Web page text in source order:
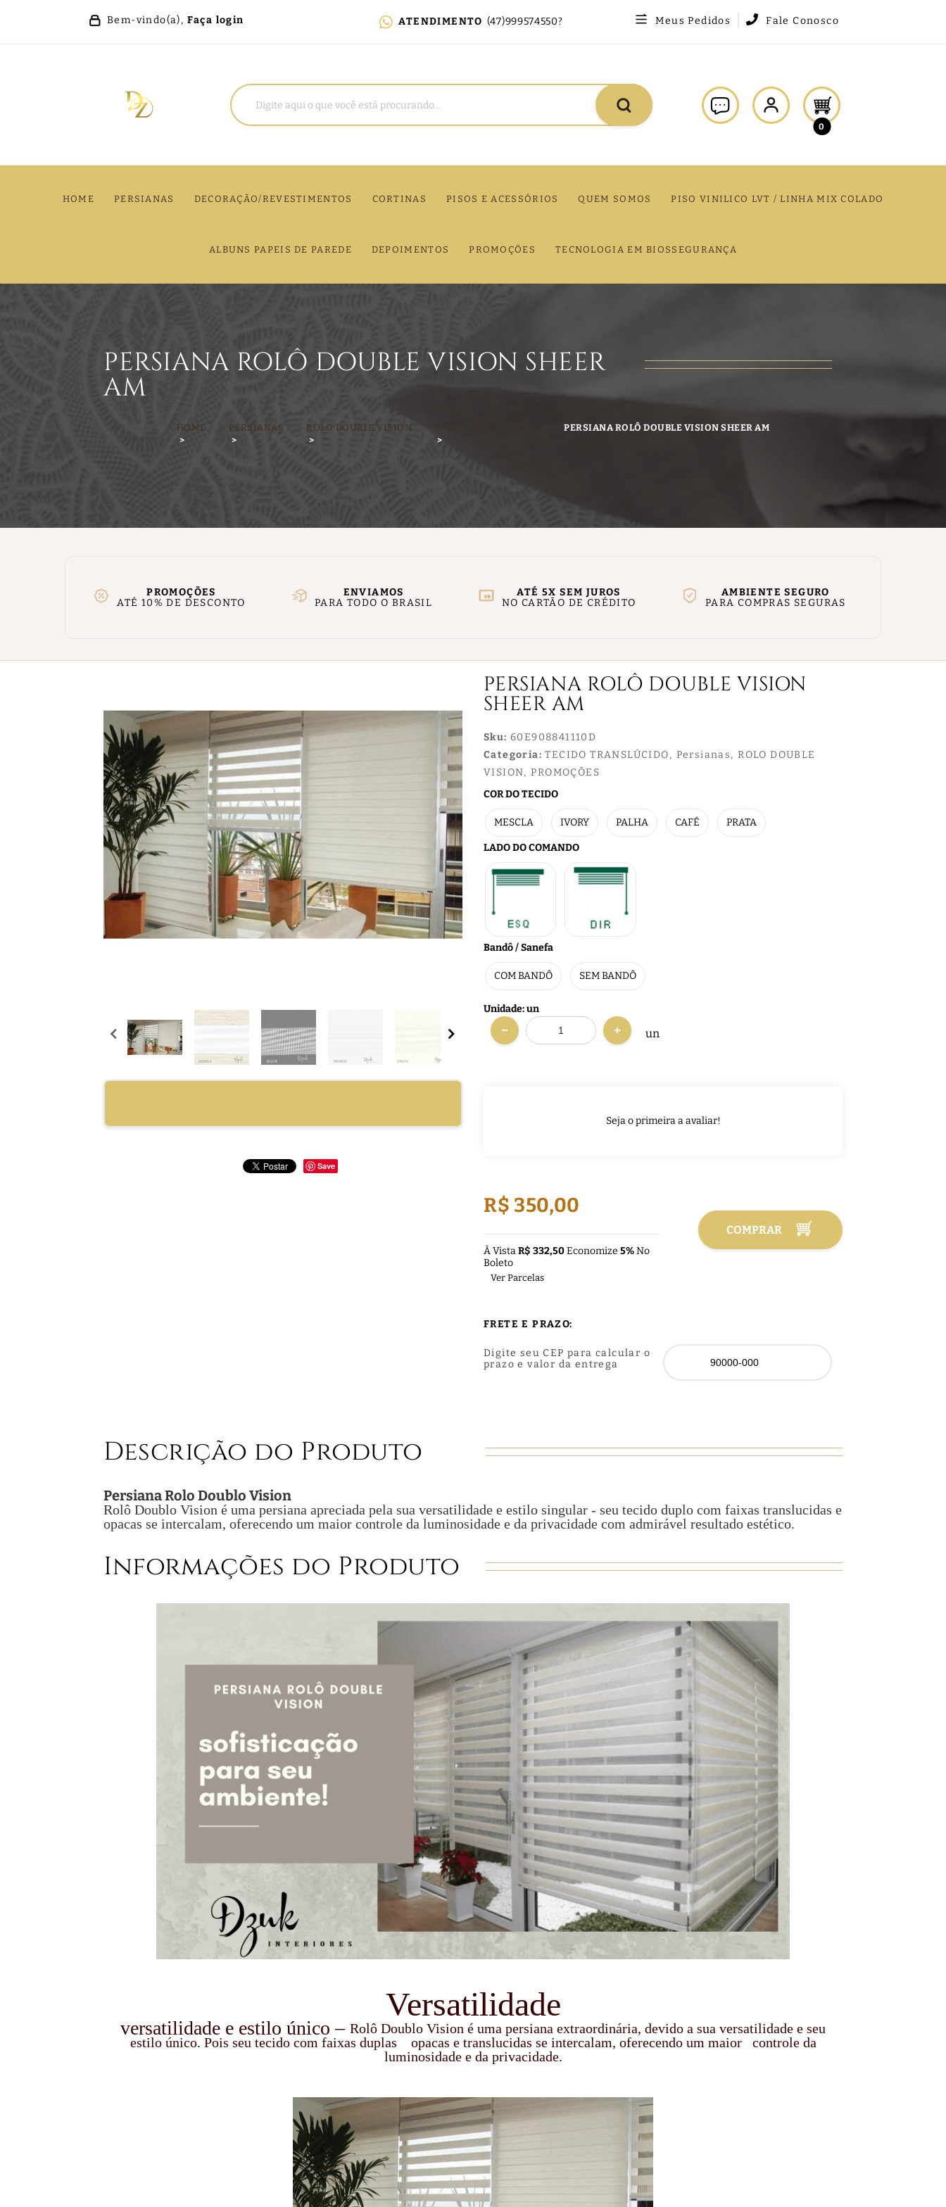
Bem-vindo(a), Faça login ATENDIMENTO (47)999574550? Meus Pedidos Fale Conosco
0
HOME PERSIANAS DECORAÇÃO/REVESTIMENTOS CORTINAS PISOS E ACESSÓRIOS QUEM SOMOS PISO VINILICO LVT / LINHA MIX COLADO
ALBUNS PAPEIS DE PAREDE DEPOIMENTOS PROMOÇÕES TECNOLOGIA EM BIOSSEGURANÇA
HOME PERSIANAS ROLO DOUBLE VISION PERSIANA ROLÔ DOUBLE VISION SHEER AM
PERSIANA ROLÔ DOUBLE VISION SHEER
AM
PROMOÇÕES
ATÉ 10% DE DESCONTO
ENVIAMOS
PARA TODO O BRASIL
ATÉ 5X SEM JUROS
NO CARTÃO DE CRÉDITO
AMBIENTE SEGURO
PARA COMPRAS SEGURAS
Save
PERSIANA ROLÔ DOUBLE VISION
SHEER AM
Sku: 60E908841110D
Categoria: TECIDO TRANSLÚCIDO Persianas
ROLO DOUBLE
VISION
PROMOÇÕES
Seja o primeira a avaliar!
COR DO TECIDO
MESCLA IVORY PALHA CAFÉ PRATA
LADO DO COMANDO
Bandô / Sanefa
COM BANDÔ SEM BANDÔ
Unidade: un
un
R$ 350,00
À VistaR$ 332,50Economize 5%No
Boleto
Ver Parcelas
COMPRAR
FRETE E PRAZO:
Digite seu CEP para calcular o
prazo e valor da entrega
Descrição do Produto
Persiana Rolo Doublo Vision
Rolô Doublo Vision é uma persiana apreciada pela sua versatilidade e estilo singular - seu tecido duplo com faixas translucidas e
opacas se intercalam, oferecendo um maior controle da luminosidade e da privacidade com admirável resultado estético.
Informações do Produto
Versatilidade
versatilidade e estilo único – Rolô Doublo Vision é uma persiana extraordinária, devido a sua versatilidade e seu
estilo único. Pois seu tecido com faixas duplas opacas e translucidas se intercalam, oferecendo um maior controle da
luminosidade e da privacidade.